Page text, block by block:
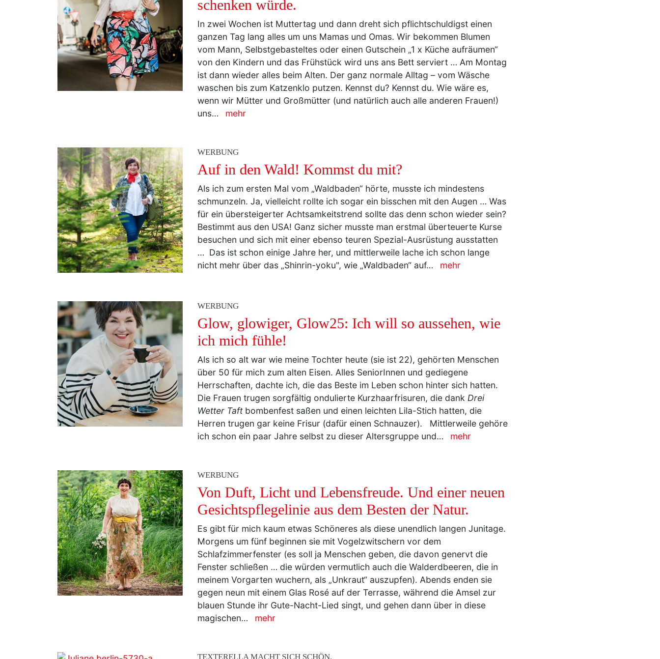
Statt Blumen: Was ich mir selbst zum Muttertag
schenken würde.
In zwei Wochen ist Muttertag und dann dreht sich pflichtschuldigst einen
ganzen Tag lang alles um uns Mamas und Omas. Wir bekommen Blumen
vom Mann, Selbstgebasteltes oder einen Gutschein „1 x Küche aufräumen“
von den Kindern und das Frühstück wird uns ans Bett serviert … Am Montag
ist dann wieder alles beim Alten. Der ganz normale Alltag – vom Wäsche
waschen bis zum Katzenklo putzen. Kennst du? Kennst du. Wie wäre es,
WERBUNG
Auf in den Wald! Kommst du mit?
Als ich zum ersten Mal vom „Waldbaden“ hörte, musste ich mindestens
schmunzeln. Ja, vielleicht rollte ich sogar ein bisschen mit den Augen … Was
für ein übersteigerter Achtsamkeitstrend sollte das denn schon wieder sein?
Bestimmt aus den USA! Ganz sicher musste man erstmal überteuerte Kurse
besuchen und sich mit einer ebenso teuren Spezial-Ausrüstung ausstatten
… Das ist schon einige Jahre her, und mittlerweile lache ich schon lange
WERBUNG
Glow, glowiger, Glow25: Ich will so aussehen, wie
ich mich fühle!
Als ich so alt war wie meine Tochter heute (sie ist 22), gehörten Menschen
über 50 für mich zum alten Eisen. Alles SeniorInnen und gediegene
Herrschaften, dachte ich, die das Beste im Leben schon hinter sich hatten.
Die Frauen trugen sorgfältig ondulierte Kurzhaarfrisuren, die dankDrei
Wetter Taftbombenfest saßen und einen leichten Lila-Stich hatten, die
Herren trugen gar keine Frisur (dafür einen Schnauzer). Mittlerweile gehöre
WERBUNG
Von Duft, Licht und Lebensfreude. Und einer neuen
Gesichtspflegelinie aus dem Besten der Natur.
Es gibt für mich kaum etwas Schöneres als diese unendlich langen Junitage.
Morgens um fünf beginnen sie mit Vogelzwitschern vor dem
Schlafzimmerfenster (es soll ja Menschen geben, die davon genervt die
Fenster schließen … die würden vermutlich auch die Walderdbeeren, die in
meinem Vorgarten wuchern, als „Unkraut“ auszupfen). Abends enden sie
gegen neun mit einem Glas Rosé auf der Terrasse, während die Amsel zur
blauen Stunde ihr Gute-Nacht-Lied singt, und gehen dann über in diese